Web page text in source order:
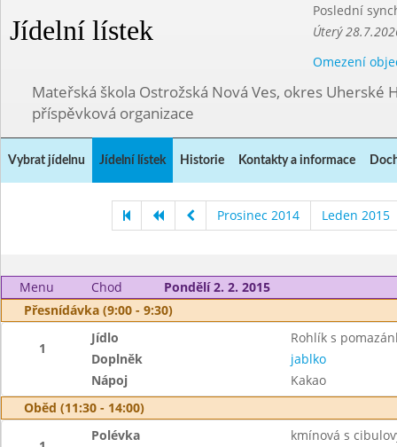
Jídelní lístek
Poslední
Úterý
Omezení
Mateřská škola Ostrožská Nová Ves, okres Uherské
příspěvková organizace
Vybrat jídelnu Jídelní lístek Historie Kontakty a informace
Prosinec 2014 Leden 2015
Menu Chod
Pondělí 2. 2. 2015
Přesnídávka (9:00 - 9:30)
1
Jídlo
Rohlík s
Doplněk
jablko
Nápoj
Kakao
Oběd (11:30 - 14:00)
Polévka
kmínová s